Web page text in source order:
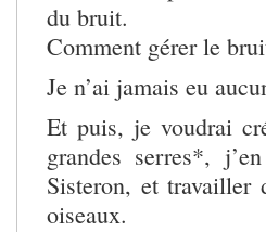
du bruit.
Comment gérer le
Je n’ai jamais eu
Et puis, je voudrai
grandes serres*,
Sisteron, et travailler
oiseaux.